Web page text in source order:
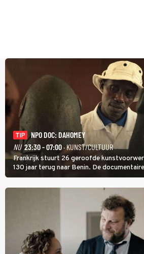
TIP
NPO DOC: DAHOMEY
NU 23:30 - 07:00· KUNST/CULTUUR
Frankrijk stuurt 26 geroofde
130 jaar terug naar Benin. De
transport en toont de aankomst. Inwoners
betekenis van de teruggave.